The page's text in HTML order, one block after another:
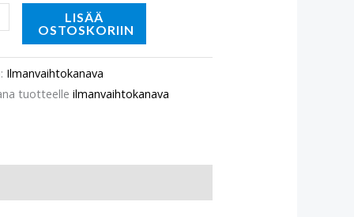
LISÄÄ
OSTOSKORIIN
Ilmanvaihtokanava
tuotteelleilmanvaihtokanava